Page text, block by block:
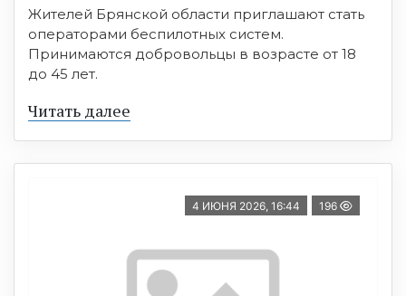
Жителей Брянской области приглашают стать
операторами беспилотных систем.
Принимаются добровольцы в возрасте от 18
до 45 лет.
Читать далее
4 ИЮНЯ 2026, 16:44 196